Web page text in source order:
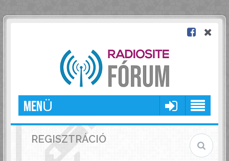
MENÜ
REGISZTRÁCIÓ